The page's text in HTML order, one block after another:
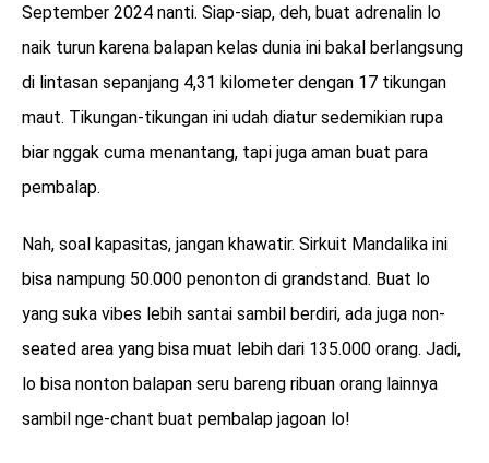
September 2024 nanti. Siap-siap, deh, buat adrenalin lo
naik turun karena balapan kelas dunia ini bakal berlangsung
di lintasan sepanjang 4,31 kilometer dengan 17 tikungan
maut. Tikungan-tikungan ini udah diatur sedemikian rupa
biar nggak cuma menantang, tapi juga aman buat para
pembalap.
Nah, soal kapasitas, jangan khawatir. Sirkuit Mandalika ini
bisa nampung 50.000 penonton di grandstand. Buat lo
yang suka vibes lebih santai sambil berdiri, ada juga non-
seated area yang bisa muat lebih dari 135.000 orang. Jadi,
lo bisa nonton balapan seru bareng ribuan orang lainnya
sambil nge-chant buat pembalap jagoan lo!